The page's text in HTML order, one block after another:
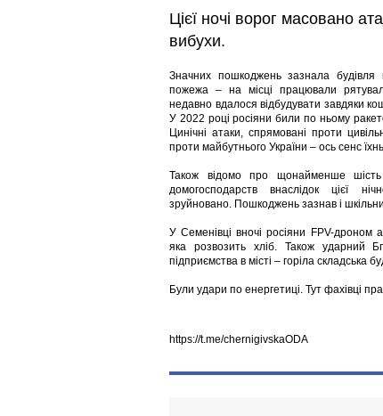
Цієї ночі ворог масовано
вибухи.
Значних пошкоджень зазнала будівля
пожежа – на місці працювали
недавно вдалося відбудувати завдяки
У 2022 році росіяни били по ньому
Цинічні атаки, спрямовані проти
проти майбутнього України – ось сенс
Також відомо про щонайменше
домогосподарств внаслідок цієї
зруйновано. Пошкоджень зазнав і
У Семенівці вночі росіяни FPV-дроном
яка розвозить хліб. Також ударний
підприємства в місті – горіла складська
Були удари по енергетиці. Тут фахівці
https://t.me/chernigivskaODA